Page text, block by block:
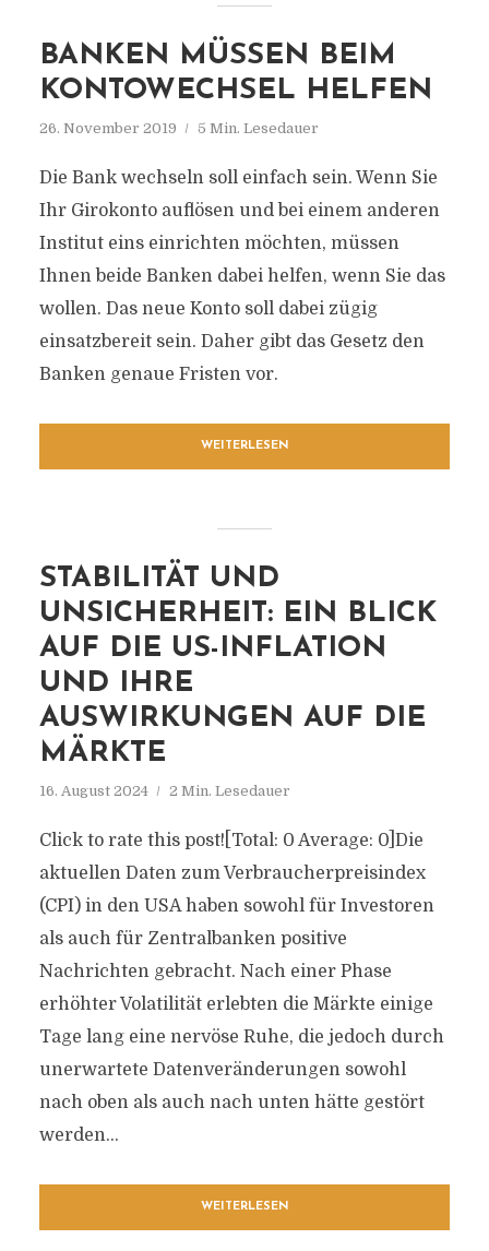
BANKEN MÜSSEN BEIM
KONTOWECHSEL HELFEN
26. November 2019 5 Min. Lesedauer
Die Bank wechseln soll einfach sein. Wenn Sie
Ihr Girokonto auflösen und bei einem anderen
Institut eins einrichten möchten, müssen
Ihnen beide Banken dabei helfen, wenn Sie das
wollen. Das neue Konto soll dabei zügig
einsatzbereit sein. Daher gibt das Gesetz den
Banken genaue Fristen vor.
WEITERLESEN
STABILITÄT UND
UNSICHERHEIT: EIN BLICK
AUF DIE US-INFLATION
UND IHRE
AUSWIRKUNGEN AUF DIE
MÄRKTE
16. August 2024 2 Min. Lesedauer
Click to rate this post![Total: 0 Average: 0]Die
aktuellen Daten zum Verbraucherpreisindex
(CPI) in den USA haben sowohl für Investoren
als auch für Zentralbanken positive
Nachrichten gebracht. Nach einer Phase
erhöhter Volatilität erlebten die Märkte einige
Tage lang eine nervöse Ruhe, die jedoch durch
unerwartete Datenveränderungen sowohl
nach oben als auch nach unten hätte gestört
werden...
WEITERLESEN